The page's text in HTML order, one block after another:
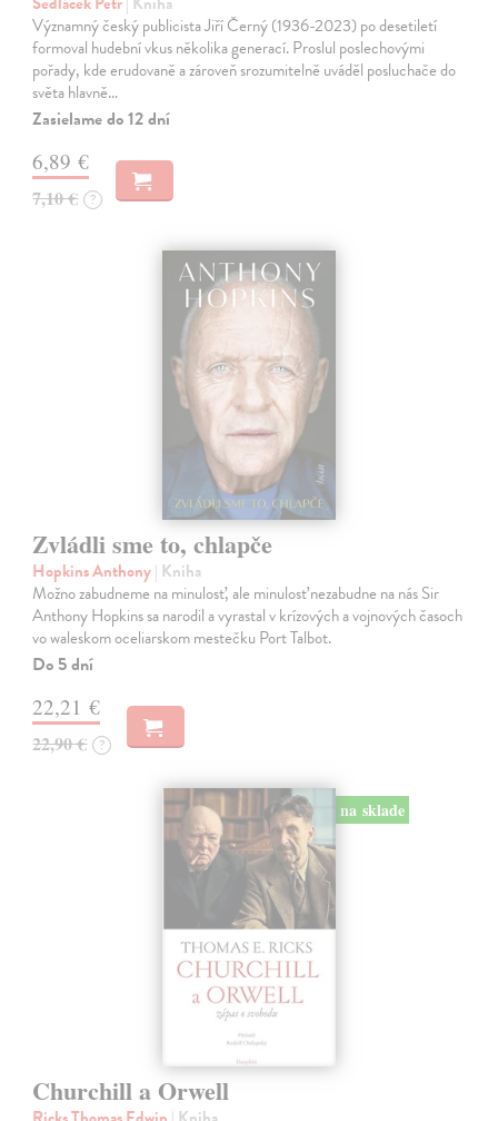
Významný český publicista Jiří Černý (1936-2023) po desetiletí
formoval hudební vkus několika generací. Proslul poslechovými
pořady, kde erudovaně a zároveň srozumitelně uváděl posluchače do
světa hlavně…
Zasielame do 12 dní
6,89 €
7,10 € ?
Zvládli sme to, chlapče
Hopkins Anthony| Kniha
Možno zabudneme na minulosť, ale minulosť nezabudne na nás Sir
Anthony Hopkins sa narodil a vyrastal v krízových a vojnových časoch
vo waleskom oceliarskom mestečku Port Talbot.
Do 5 dní
22,21 €
22,90 € ?
na sklade
Churchill a Orwell